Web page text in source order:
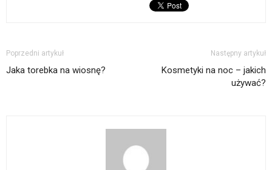
Poprzedni artykuł
Jaka torebka na wiosnę?
Następny artykuł
Kosmetyki na noc – jakich
używać?